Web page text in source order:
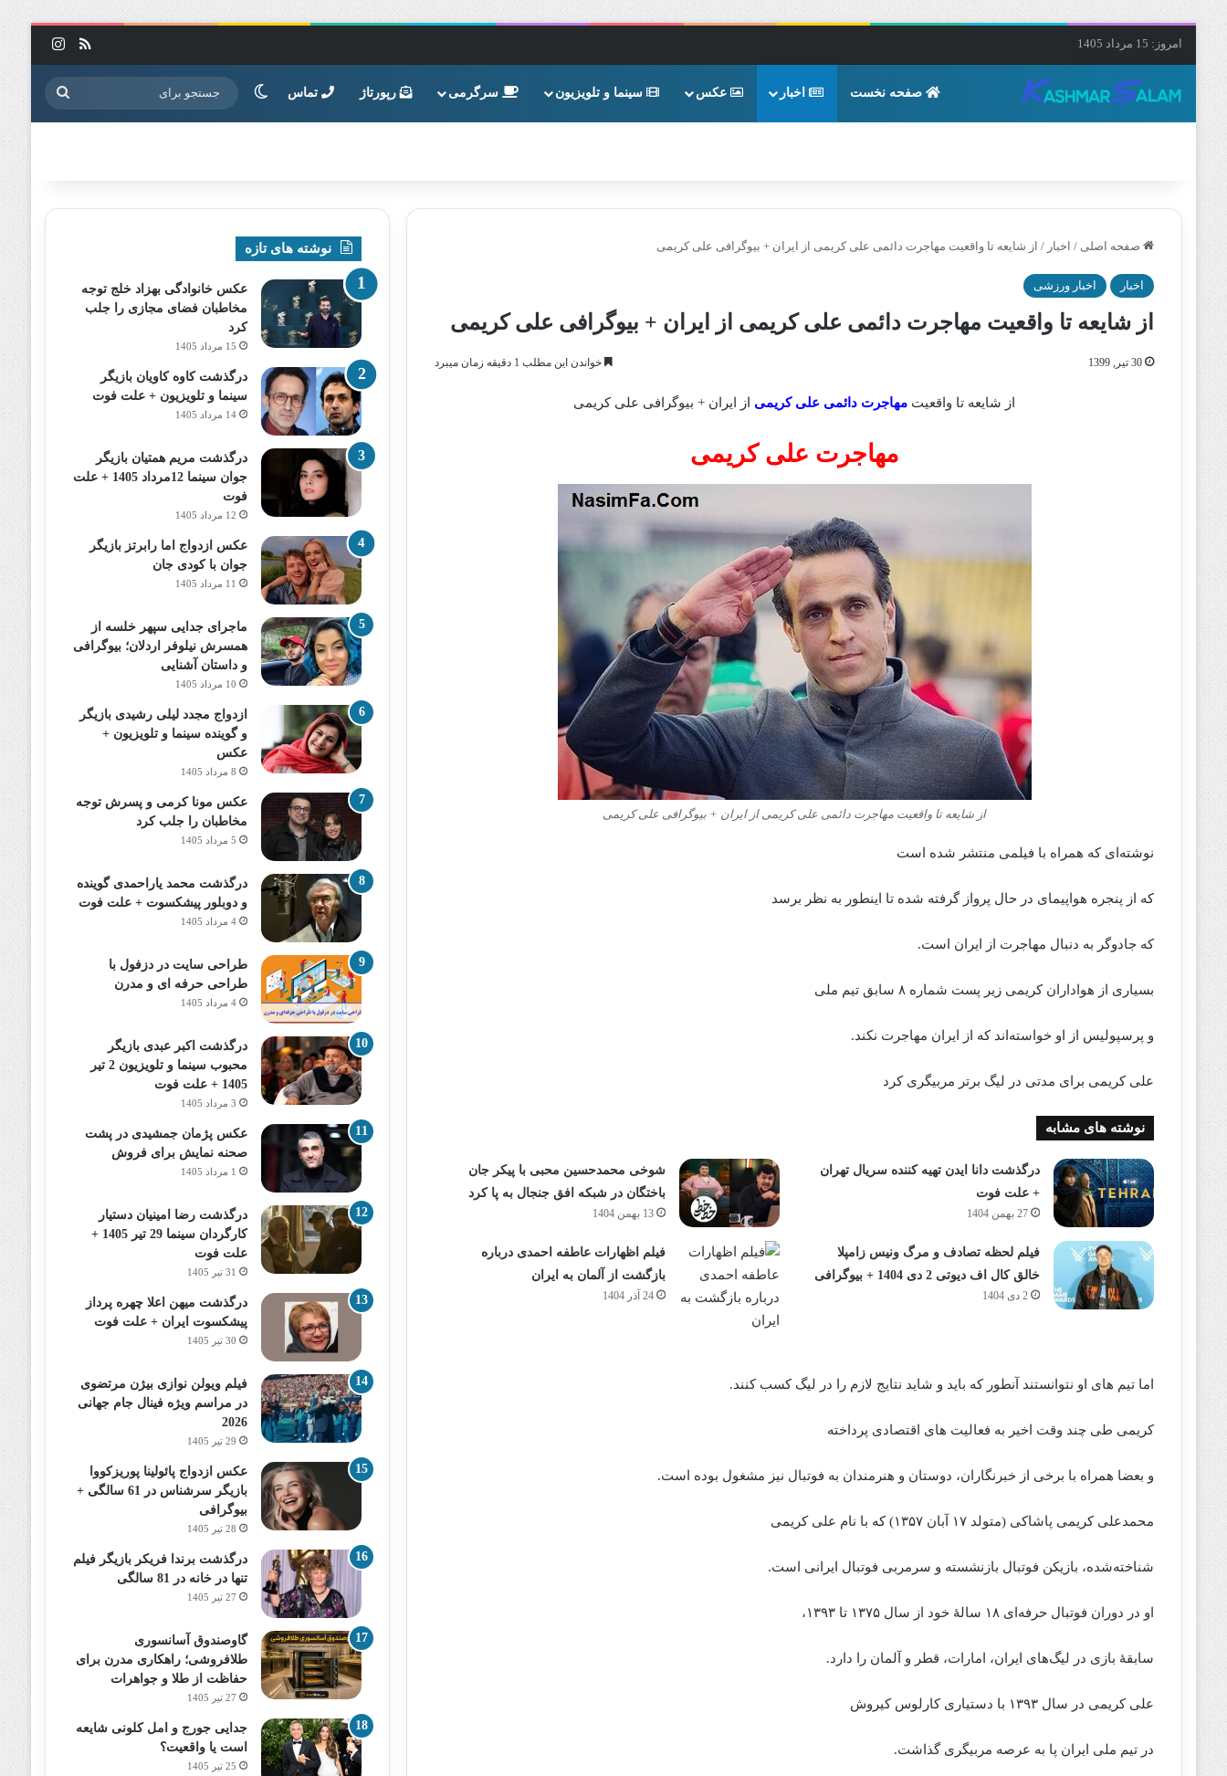
امروز: 15 مرداد 1405 خوراک
صفحه نخست اخبار عکس سینما و تلویزیون سرگرمی رپورتاژ تماس تغییر پوسته جستجو
برای
صفحه اصلی / اخبار / از شایعه تا واقعیت مهاجرت دائمی علی کریمی از ایران + بیوگرافی علی کریمی
اخبار اخبار ورزشی
از شایعه تا واقعیت مهاجرت دائمی علی کریمی از ایران + بیوگرافی علی کریمی
30 تیر, 1399 خواندن این مطلب 1 دقیقه زمان میبرد
از شایعه تا واقعیت مهاجرت دائمی علی کریمی از ایران + بیوگرافی علی کریمی
مهاجرت علی کریمی
از شایعه تا واقعیت مهاجرت دائمی علی کریمی از ایران + بیوگرافی علی کریمی
نوشته‌ای که همراه با فیلمی منتشر شده است
که از پنجره هواپیمای در حال پرواز گرفته شده تا اینطور به نظر برسد
که جادوگر به دنبال مهاجرت از ایران است.
بسیاری از هواداران کریمی زیر پست شماره ۸ سابق تیم ملی
و پرسپولیس از او خواسته‌اند که از ایران مهاجرت نکند.
علی کریمی برای مدتی در لیگ برتر مربیگری کرد
نوشته های مشابه
درگذشت دانا ایدن تهیه کننده سریال تهران
+ علت فوت
27 بهمن 1404
شوخی محمدحسین محبی با پیکر جان
باختگان در شبکه افق جنجال به پا کرد
13 بهمن 1404
فیلم لحظه تصادف و مرگ ونیس زامپلا
خالق کال اف دیوتی 2 دی 1404 + بیوگرافی
2 دی 1404
فیلم اظهارات عاطفه احمدی درباره
بازگشت از آلمان به ایران
24 آذر 1404
اما تیم های او نتوانستند آنطور که باید و شاید نتایج لازم را در لیگ کسب کنند.
کریمی طی چند وقت اخیر به فعالیت های اقتصادی پرداخته
و بعضا همراه با برخی از خبرنگاران، دوستان و هنرمندان به فوتبال نیز مشغول بوده است.
محمدعلی کریمی پاشاکی (متولد ۱۷ آبان ۱۳۵۷) که با نام علی کریمی
شناخته‌شده، بازیکن فوتبال بازنشسته و سرمربی فوتبال ایرانی است.
او در دوران فوتبال حرفه‌ای ۱۸ سالهٔ خود از سال ۱۳۷۵ تا ۱۳۹۳،
سابقهٔ بازی در لیگ‌های ایران، امارات، قطر و آلمان را دارد.
علی کریمی در سال ۱۳۹۳ با دستیاری کارلوس کیروش
در تیم ملی ایران پا به عرصه مربیگری گذاشت.
نوشته های تازه
عکس خانوادگی بهزاد خلج توجه
مخاطبان فضای مجازی را جلب
کرد
15 مرداد 1405
درگذشت کاوه کاویان بازیگر
سینما و تلویزیون + علت فوت
14 مرداد 1405
درگذشت مریم همتیان بازیگر
جوان سینما 12مرداد 1405 + علت
فوت
12 مرداد 1405
عکس ازدواج اما رابرتز بازیگر
جوان با کودی جان
11 مرداد 1405
ماجرای جدایی سپهر خلسه از
همسرش نیلوفر اردلان؛ بیوگرافی
و داستان آشنایی
10 مرداد 1405
ازدواج مجدد لیلی رشیدی بازیگر
و گوینده سینما و تلویزیون +
عکس
8 مرداد 1405
عکس مونا کرمی و پسرش توجه
مخاطبان را جلب کرد
5 مرداد 1405
درگذشت محمد یاراحمدی گوینده
و دوبلور پیشکسوت + علت فوت
4 مرداد 1405
طراحی سایت در دزفول با
طراحی حرفه‌ ای و مدرن
4 مرداد 1405
درگذشت اکبر عبدی بازیگر
محبوب سینما و تلویزیون 2 تیر
1405 + علت فوت
3 مرداد 1405
عکس پژمان جمشیدی در پشت
صحنه نمایش برای فروش
1 مرداد 1405
درگذشت رضا امینیان دستیار
کارگردان سینما 29 تیر 1405 +
علت فوت
31 تیر 1405
درگذشت میهن اعلا چهره پرداز
پیشکسوت ایران + علت فوت
30 تیر 1405
فیلم ویولن نوازی بیژن مرتضوی
در مراسم ویژه فینال جام جهانی
2026
29 تیر 1405
عکس ازدواج پائولینا پوریزکووا
بازیگر سرشناس در 61 سالگی +
بیوگرافی
28 تیر 1405
درگذشت برندا فریکر بازیگر فیلم
تنها در خانه در 81 سالگی
27 تیر 1405
گاوصندوق آسانسوری
طلافروشی؛ راهکاری مدرن برای
حفاظت از طلا و جواهرات
27 تیر 1405
جدایی جورج و امل کلونی شایعه
است یا واقعیت؟
25 تیر 1405